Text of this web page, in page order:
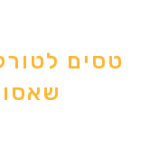
טסים